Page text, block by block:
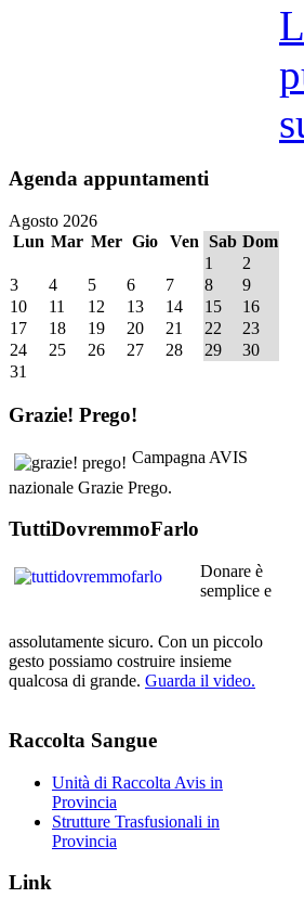
Agenda appuntamenti
Agosto 2026
Lun Mar Mer Gio Ven Sab Dom
1
2
3
4 5 6 7 8
9
10
11 12 13 14 15
16
17
18 19 20 21 22
23
24
25 26 27 28 29
30
31
Grazie! Prego!
Campagna AVIS
nazionale Grazie Prego.
TuttiDovremmoFarlo
Donare è
semplice e
assolutamente sicuro. Con un piccolo
gesto possiamo costruire insieme
qualcosa di grande. Guarda il video.
Raccolta Sangue
Unità di Raccolta Avis in
Provincia
Strutture Trasfusionali in
Provincia
Link